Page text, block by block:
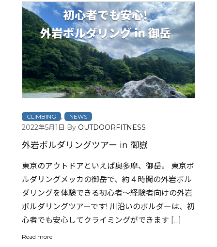
CLIMBING , NEWS
2022年5月1日 By OUTDOORFITNESS
外岩ボルダリングツアー in 御嶽
東京のアウトドアといえば奥多摩、御岳。 東京ボ
ルダリングメッカの御岳で、約４時間の外岩ボル
ダリングを体験できる初心者〜経験者向けの外岩
ボルダリングツアーです! 川沿いのボルダーは、初
心者でも安心してクライミングができます […]
Read more